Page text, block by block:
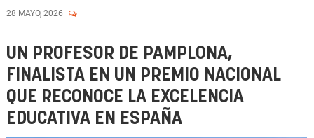
28 MAYO, 2026
UN PROFESOR DE PAMPLONA,
FINALISTA EN UN PREMIO NACIONAL
QUE RECONOCE LA EXCELENCIA
EDUCATIVA EN ESPAÑA